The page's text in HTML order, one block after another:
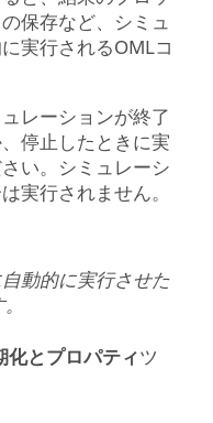
保存など、シミュ
実行されるOMLコ
レーションが終了
停止したときに実
い。シミュレーシ
実行されません。
動的に実行させた
化とプロパティツ